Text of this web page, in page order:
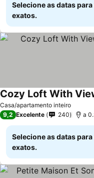
Selecione as datas
exatos.
Casa/apartamento inteiro
Ver preços
9,2 Excelente 240 a
Selecione as datas
exatos.